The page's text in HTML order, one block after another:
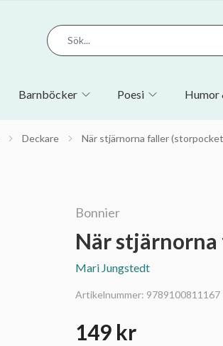
Barnböcker Poesi Humor
Deckare När stjärnorna faller
Bonnier
När
Mari Jungstedt
Artikelnummer: 9789100811167
149 kr